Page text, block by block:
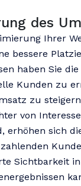
des
Ihrer
bessere
haben Sie
Kunden zu
zu
von
erhöhen sich
Sichtbarkeit